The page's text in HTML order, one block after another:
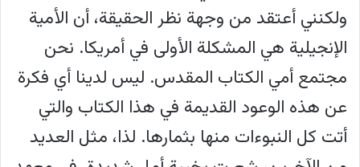
ولكنني أعتقد من وجهة نظر الحقيقة، أن الأمية
الإنجيلية هي المشكلة الأولى في أمريكا. نحن
مجتمع أمي الكتاب المقدس. ليس لدينا أي فكرة
عن هذه الوعود القديمة في هذا الكتاب والتي
أتت كل النبوءات منها بثمارها. لذا، مثل العديد